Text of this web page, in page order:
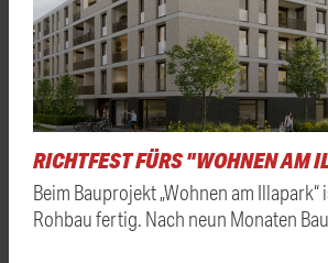
RICHTFEST FÜRS "WOHNEN AM
Beim Bauprojekt „Wohnen am Illapark“
Rohbau fertig. Nach neun Monaten